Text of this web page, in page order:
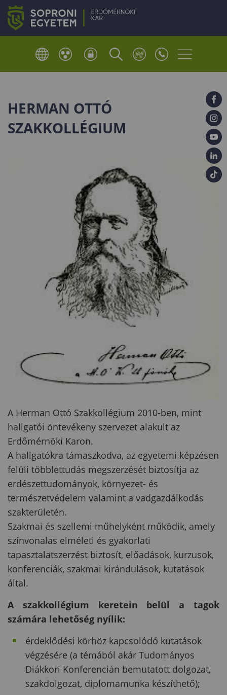
HERMAN OTTÓ
SZAKKOLLÉGIUM
A Herman Ottó Szakkollégium 2010-ben, mint
hallgatói öntevékeny szervezet alakult az
Erdőmérnöki Karon.
A hallgatókra támaszkodva, az egyetemi képzésen
felüli többlettudás megszerzését biztosítja az
erdészettudományok, környezet- és
természetvédelem valamint a vadgazdálkodás
szakterületén.
Szakmai és szellemi műhelyként működik, amely
színvonalas elméleti és gyakorlati
tapasztalatszerzést biztosít, előadások, kurzusok,
konferenciák, szakmai kirándulások, kutatások
által.
A szakkollégium keretein belül a tagok
számára lehetőség nyílik:
érdeklődési körhöz kapcsolódó kutatások
végzésére (a témából akár Tudományos
Diákkori Konferencián bemutatott dolgozat,
szakdolgozat, diplomamunka készíthető);